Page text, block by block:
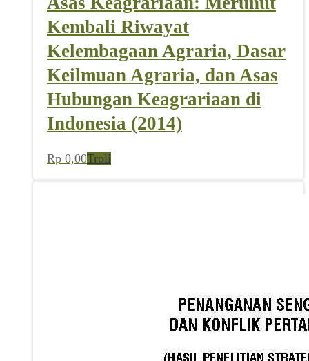
Kembali Riwayat
Kelembagaan Agraria, Dasar
Keilmuan Agraria, dan Asas
Hubungan Keagrariaan di
Indonesia (2014)
Rp 0,00Troli